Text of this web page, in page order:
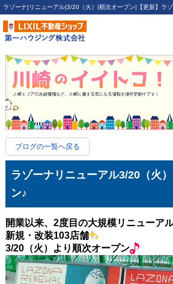
ブログの一覧へ戻る
ラゾーナリニューアル3/20（火
ン♪
開業以来、2度目の大規模リニューア
新規・改装103店舗
3/20（火）より順次オープン